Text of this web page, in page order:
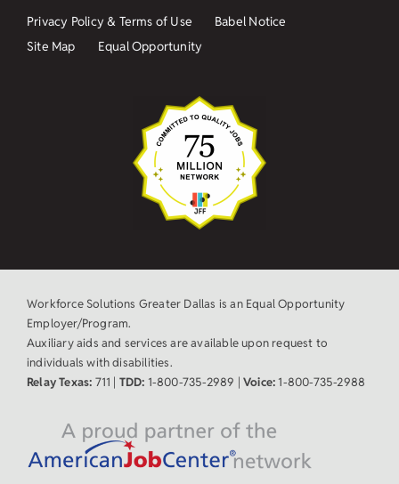
Privacy Policy & Terms of Use
Babel Notice
Site Map
Equal Opportunity
Workforce Solutions Greater Dallas is an Equal Opportunity
Employer/Program.
Auxiliary aids and services are available upon request to
individuals with disabilities.
Relay Texas: 711 | TDD: 1-800-735-2989 | Voice:1-800-735-2988